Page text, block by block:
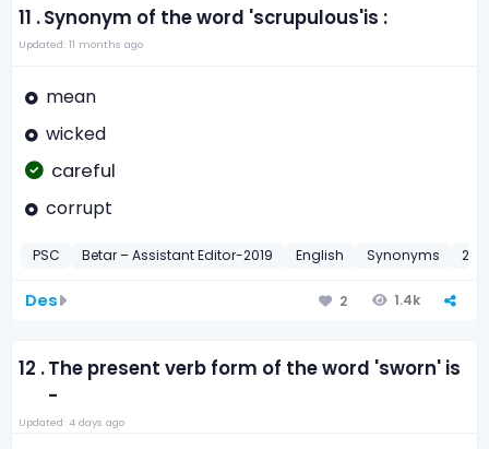
11 .Synonym of the word 'scrupulous'is :
Updated: 11 months ago
mean
wicked
careful
corrupt
PSC Betar – Assistant Editor-2019 English Synonyms
Des 2 1.4k
12 .The present verb form of the word 'sworn' is
-
Updated: 4 days ago